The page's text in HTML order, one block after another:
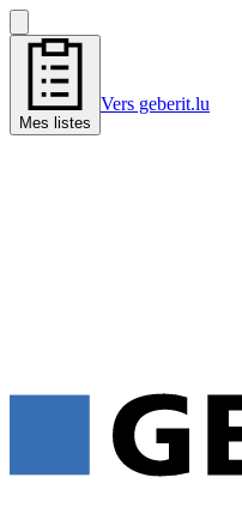
Mes listes
Vers geberit.lu